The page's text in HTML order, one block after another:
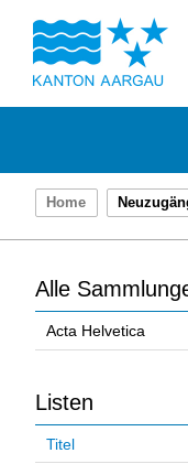
Home
Alle
Acta Helvetica
Listen
Titel